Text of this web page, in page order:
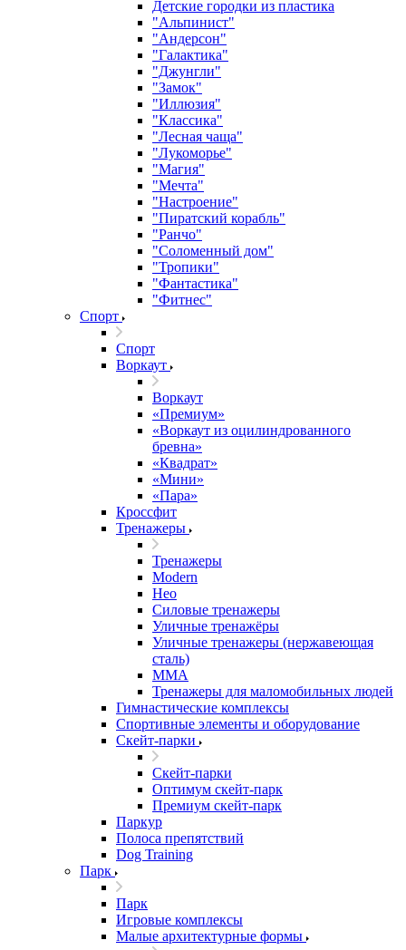
Детские городки из пластика
"Альпинист"
"Андерсон"
"Галактика"
"Джунгли"
"Замок"
"Иллюзия"
"Классика"
"Лесная чаща"
"Лукоморье"
"Магия"
"Мечта"
"Настроение"
"Пиратский корабль"
"Ранчо"
"Соломенный дом"
"Тропики"
"Фантастика"
"Фитнес"
Спорт
Спорт
Воркаут
Воркаут
«Премиум»
«Воркаут из оцилиндрованного
бревна»
«Квадрат»
«Мини»
«Пара»
Кроссфит
Тренажеры
Тренажеры
Modern
Нео
Силовые тренажеры
Уличные тренажёры
Уличные тренажеры (нержавеющая
сталь)
ММА
Тренажеры для маломобильных людей
Гимнастические комплексы
Спортивные элементы и оборудование
Скейт-парки
Скейт-парки
Оптимум скейт-парк
Премиум скейт-парк
Паркур
Полоса препятствий
Dog Training
Парк
Парк
Игровые комплексы
Малые архитектурные формы